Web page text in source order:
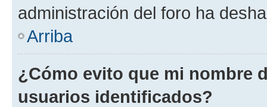
administración del foro ha
Arriba
¿Cómo evito que mi nombre
usuarios identificados?